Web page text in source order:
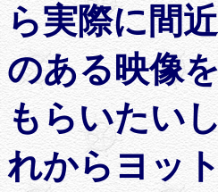
ら実際に間
のある映像
もらいたい
れからヨッ